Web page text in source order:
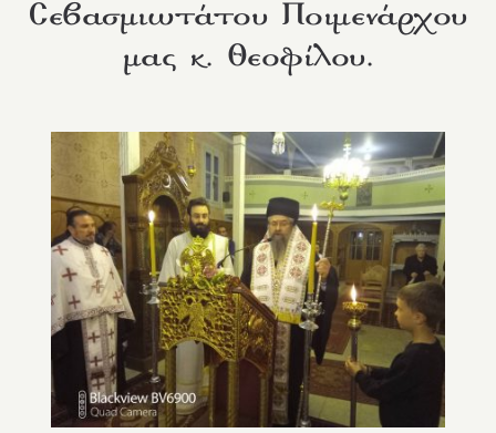
Σεβασμιωτάτου Ποιμενάρχου
μας κ. Θεοφίλου.